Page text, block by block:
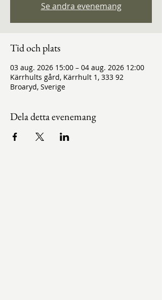
Se andra evenemang
Tid och plats
03 aug. 2026 15:00 – 04 aug. 2026 12:00
Kärrhults gård, Kärrhult 1, 333 92
Broaryd, Sverige
Dela detta evenemang